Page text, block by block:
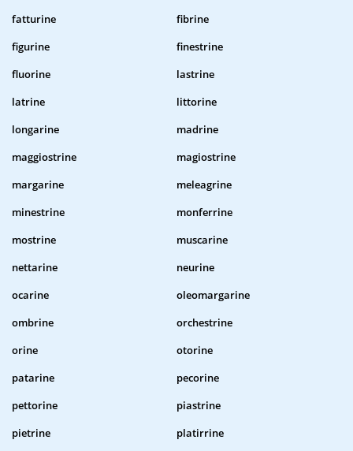
fatturine
fibrine
figurine
finestrine
fluorine
lastrine
latrine
littorine
longarine
madrine
maggiostrine
magiostrine
margarine
meleagrine
minestrine
monferrine
mostrine
muscarine
nettarine
neurine
ocarine
oleomargarine
ombrine
orchestrine
orine
otorine
patarine
pecorine
pettorine
piastrine
pietrine
platirrine